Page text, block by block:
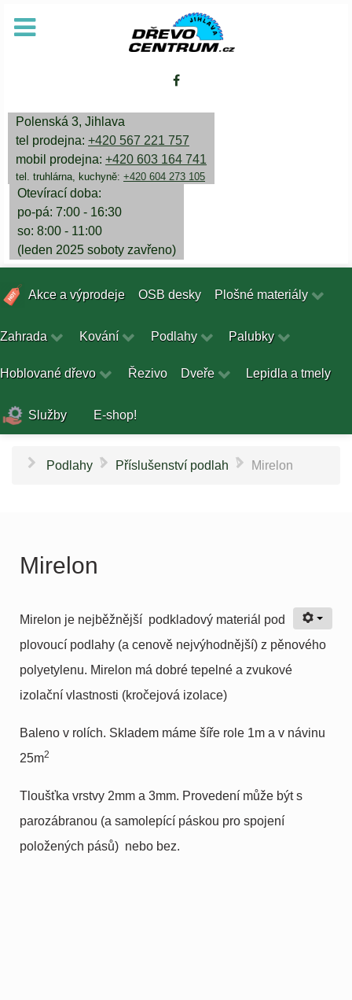
Polenská 3, Jihlava
tel prodejna: +420 567 221 757
mobil prodejna: +420 603 164 741
tel. truhlárna, kuchyně: +420 604 273 105
Otevírací doba:
po-pá: 7:00 - 16:30
so: 8:00 - 11:00
(leden 2025 soboty zavřeno)
Akce a výprodeje OSB desky Plošné materiály
Zahrada Kování Podlahy Palubky
Hoblované dřevo Řezivo Dveře Lepidla a tmely
Služby E-shop!
Podlahy \ Příslušenství podlah \ Mirelon
Mirelon
Mirelon je nejběžnější podkladový materiál pod
plovoucí podlahy (a cenově nejvýhodnější) z pěnového
polyetylenu. Mirelon má dobré tepelné a zvukové
izolační vlastnosti (kročejová izolace)
Baleno v rolích. Skladem máme šíře role 1m a v návinu
25m2
Tloušťka vrstvy 2mm a 3mm. Provedení může být s
parozábranou (a samolepící páskou pro spojení
položených pásů) nebo bez.